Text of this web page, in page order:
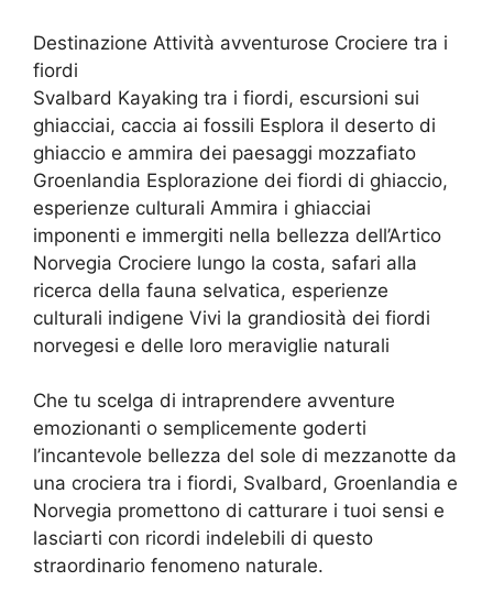
Destinazione Attività avventurose Crociere tra i
fiordi
Svalbard Kayaking tra i fiordi, escursioni sui
ghiacciai, caccia ai fossili Esplora il deserto di
ghiaccio e ammira dei paesaggi mozzafiato
Groenlandia Esplorazione dei fiordi di ghiaccio,
esperienze culturali Ammira i ghiacciai
imponenti e immergiti nella bellezza dell’Artico
Norvegia Crociere lungo la costa, safari alla
ricerca della fauna selvatica, esperienze
culturali indigene Vivi la grandiosità dei fiordi
norvegesi e delle loro meraviglie naturali
Che tu scelga di intraprendere avventure
emozionanti o semplicemente goderti
l’incantevole bellezza del sole di mezzanotte da
una crociera tra i fiordi, Svalbard, Groenlandia e
Norvegia promettono di catturare i tuoi sensi e
lasciarti con ricordi indelebili di questo
straordinario fenomeno naturale.